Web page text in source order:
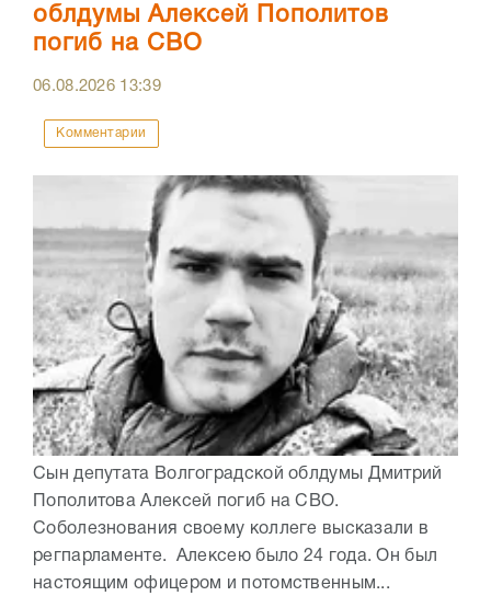
облдумы Алексей Пополитов
погиб на СВО
06.08.2026 13:39
Комментарии
Сын депутата Волгоградской облдумы Дмитрий
Пополитова Алексей погиб на СВО.
Соболезнования своему коллеге высказали в
регпарламенте. Алексею было 24 года. Он был
настоящим офицером и потомственным...